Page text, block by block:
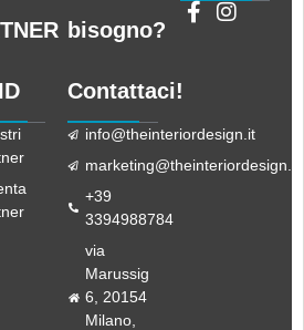
bisogno?
Contattaci!
info@theinteriordesign.it
marketing@theinteriordesign.it
+39
3394988784
via
Marussig
6, 20154
Milano,